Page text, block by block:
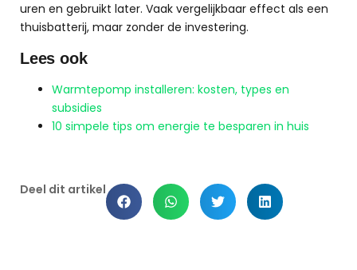
uren en gebruikt later. Vaak vergelijkbaar effect als een
thuisbatterij, maar zonder de investering.
Lees ook
Warmtepomp installeren: kosten, types en
subsidies
10 simpele tips om energie te besparen in huis
Deel dit artikel